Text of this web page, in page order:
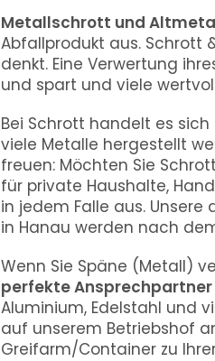
Metallschrott und
Abfallprodukt aus. Schrott
denkt. Eine Verwertung
und spart und viele
Bei Schrott handelt es sich
viele Metalle hergestellt
freuen: Möchten Sie
für private Haushalte,
in jedem Falle aus.
in Hanau werden nach
Wenn Sie Späne (Metall)
perfekte Ansprechpartner
Aluminium, Edelstahl und
auf unserem Betriebshof
Greifarm/Container zu